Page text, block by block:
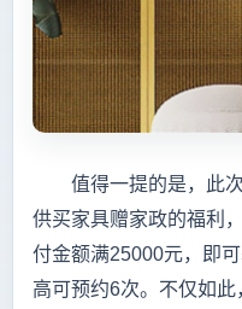
值得一提的是，此
供买家具赠家政的福利
付金额满25000元，即
高可预约6次。不仅如